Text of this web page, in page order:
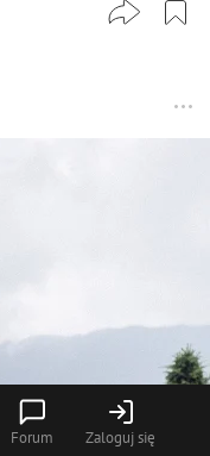
Forum Zaloguj się